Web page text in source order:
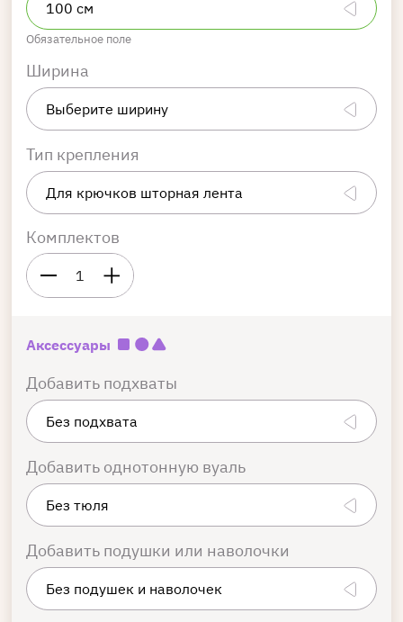
Обязательное поле
Ширина
Тип крепления
Комплектов
1
Аксессуары
Добавить подхваты
Добавить однотонную вуаль
Добавить подушки или наволочки